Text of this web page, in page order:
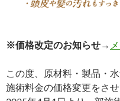
※価格改定のお知らせ→
この度、原材料・製品・
施術料金の価格変更をさ